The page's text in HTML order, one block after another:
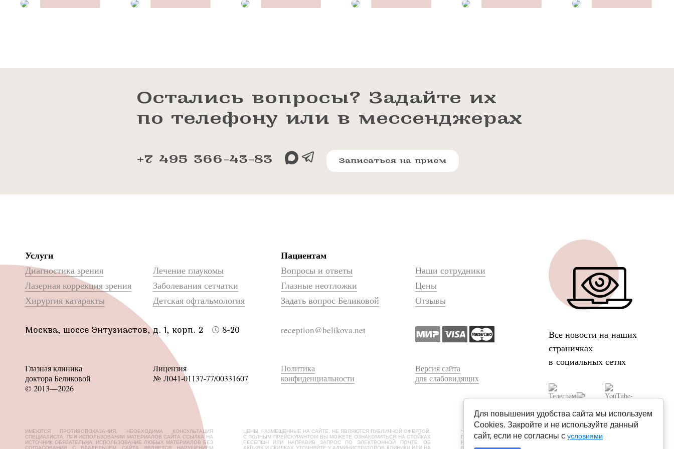
Остались вопросы? Задайте их
по телефону или в мессенджерах
+7 495 366-43-83 Записаться на прием
Услуги
Диагностика зрения
Лазерная коррекция зрения
Хирургия катаракты
Лечение глаукомы
Заболевания сетчатки
Детская офтальмология
Пациентам
Вопросы и ответы
Глазные неотложки
Задать вопрос Беликовой
Наши сотрудники
Цены
Отзывы
Все новости на наших
страничках
в социальных сетях
reception@belikova.net
Москва, шоссе Энтузиастов, д. 1, корп. 2 8-20
Политика
конфиденциальности
Версия сайта
для слабовидящих
Глазная клиника
доктора Беликовой
© 2013—2026
Лицензия
№ Л041-01137-77/00331607
ИМЕЮТСЯ ПРОТИВОПОКАЗАНИЯ, НЕОБХОДИМА КОНСУЛЬТАЦИЯ
СПЕЦИАЛИСТА. ПРИ ИСПОЛЬЗОВАНИИ МАТЕРИАЛОВ САЙТА ССЫЛКА НА
ИСТОЧНИК ОБЯЗАТЕЛЬНА. ИСПОЛЬЗОВАНИЕ ЛЮБЫХ МАТЕРИАЛОВ БЕЗ
СОГЛАСОВАНИЯ С ВЛАДЕЛЬЦЕМ САЙТА ЯВЛЯЕТСЯ НАРУШЕНИЕМ
ЦЕНЫ, РАЗМЕЩЕННЫЕ НА САЙТЕ, НЕ ЯВЛЯЮТСЯ ПУБЛИЧНОЙ ОФЕРТОЙ.
С ПОЛНЫМ ПРЕЙСКУРАНТОМ ВЫ МОЖЕТЕ ОЗНАКОМИТЬСЯ НА СТОЙКАХ
РЕСЕПШН ИЛИ НАПРАВИВ ЗАПРОС ПО ЭЛЕКТРОННОЙ ПОЧТЕ. ОБ
АКЦИЯХ И СКИДКАХ УТОЧНЯЙТЕ У АДМИНИСТРАТОРОВ КЛИНИКИ ИЛИ НА
*СУБЪЕКТ ПДН УСТАНОВИЛ ЗАПРЕТ НА ПЕРЕДАЧУ (КРОМЕ
ПРЕДОСТАВЛЕНИЯ ДОСТУПА) ЕГО ПДН ОПЕРАТОРОМ
НЕОГРАНИЧЕННОМУ КРУГУ ЛИЦ, А ТАКЖЕ ЗАПРЕТЫ НА ОБРАБОТКУ
(КРОМЕ ПОЛУЧЕНИЯ ДОСТУПА) ИХ НЕОГРАНИЧЕННЫМ КРУГОМ ЛИЦ
Для повышения удобства сайта мы используем
Cookies. Закройте и не используйте данный
сайт, если не согласны с условиями